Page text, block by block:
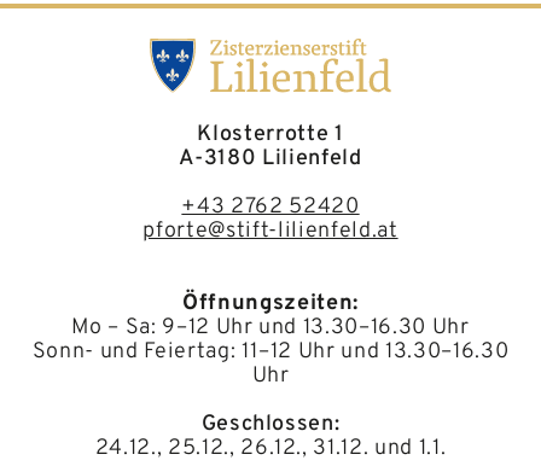
Klosterrotte 1
A-3180 Lilienfeld
+43 2762 52420
pforte@stift-lilienfeld.at
Öffnungszeiten:
Mo – Sa: 9–12 Uhr und 13.30–16.30 Uhr
Sonn- und Feiertag: 11–12 Uhr und 13.30–16.30
Uhr
Geschlossen:
24.12., 25.12., 26.12., 31.12. und 1.1.